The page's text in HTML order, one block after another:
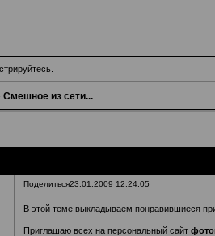
Смешное из сети...
Поделиться23.01.2009 12:24:05
В этой теме выкладываем понравившиеся
Приглашаю всех на персональный сайт